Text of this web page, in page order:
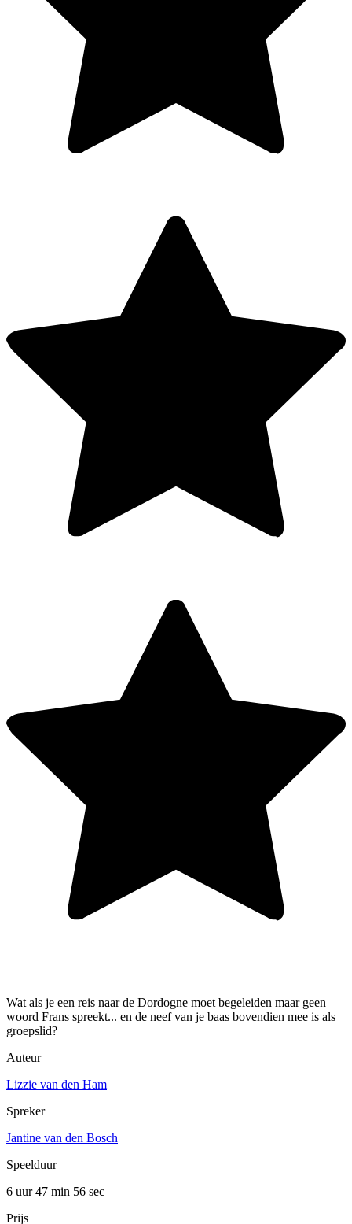
Wat als je een reis naar de Dordogne moet begeleiden maar geen
woord Frans spreekt... en de neef van je baas bovendien mee is als
groepslid?
Auteur
Lizzie van den Ham
Spreker
Jantine van den Bosch
Speelduur
6 uur 47 min 56 sec
Prijs